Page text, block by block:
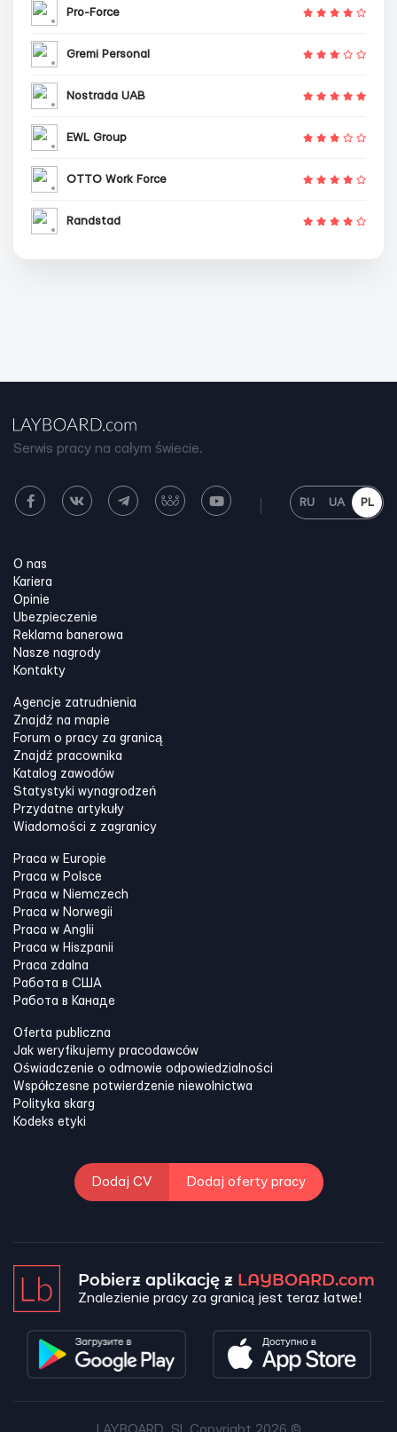
Pro-Force
Gremi Personal
Nostrada UAB
EWL Group
OTTO Work Force
Randstad
Serwis pracy na całym świecie.
RU UA PL
O nas
Kariera
Opinie
Ubezpieczenie
Reklama banerowa
Nasze nagrody
Kontakty
Agencje zatrudnienia
Znajdź na mapie
Forum o pracy za granicą
Znajdź pracownika
Katalog zawodów
Statystyki wynagrodzeń
Przydatne artykuły
Wiadomości z zagranicy
Praca w Europie
Praca w Polsce
Praca w Niemczech
Praca w Norwegii
Praca w Anglii
Praca w Hiszpanii
Praca zdalna
Работа в США
Работа в Канадe
Oferta publiczna
Jak weryfikujemy pracodawców
Oświadczenie o odmowie odpowiedzialności
Współczesne potwierdzenie niewolnictwa
Polityka skarg
Kodeks etyki
Dodaj CV Dodaj oferty pracy
Pobierz aplikację z LAYBOARD.com
Znalezienie pracy za granicą jest teraz łatwe!